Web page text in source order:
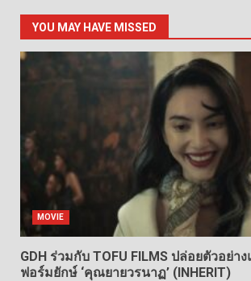
YOU MAY HAVE MISSED
MOVIE
GDH ร่วมกับ TOFU FILMS ปล่อยตัวอย่า
ฟอร์มยักษ์ ‘คุณยายวรนาฏ’ (INHERIT)